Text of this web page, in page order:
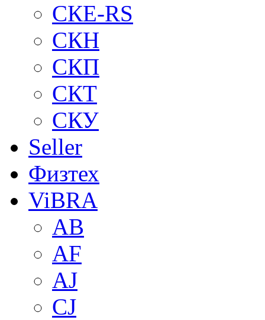
СКЕ-RS
СКН
СКП
СКТ
СКУ
Seller
Физтех
ViBRA
AB
AF
AJ
CJ